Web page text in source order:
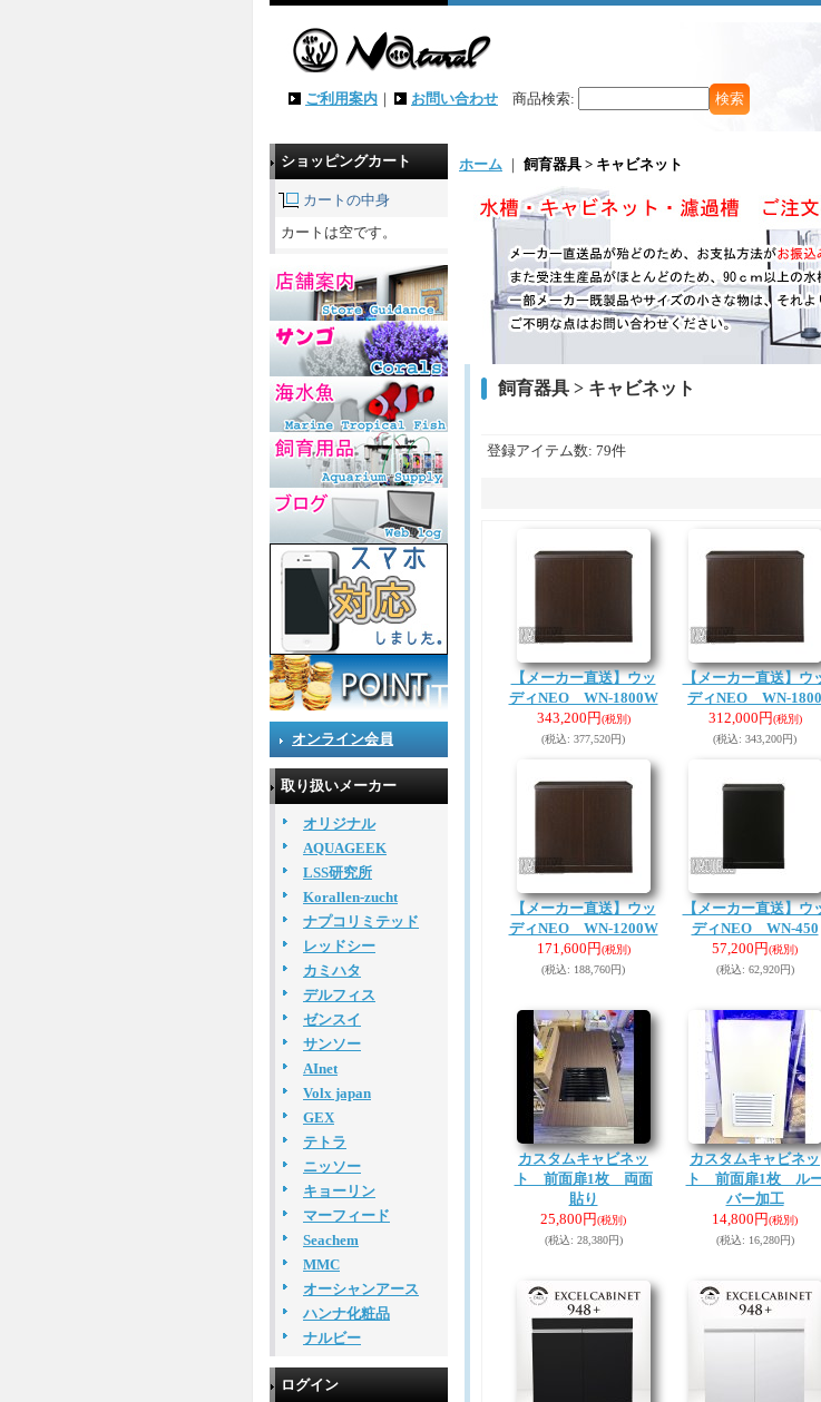
ご利用案内 ｜ お問い合わせ 商品検索:
ショッピングカート
カートの中身
カートは空です。
オンライン会員
取り扱いメーカー
オリジナル
AQUAGEEK
LSS研究所
Korallen-zucht
ナプコリミテッド
レッドシー
カミハタ
デルフィス
ゼンスイ
サンソー
AInet
Volx japan
GEX
テトラ
ニッソー
キョーリン
マーフィード
Seachem
MMC
オーシャンアース
ハンナ化粧品
ナルビー
ログイン
ホーム ｜ 飼育器具 > キャビネット
飼育器具 > キャビネット
登録アイテム数: 79件
【メーカー直送】ウッ
ディNEO WN-1800W
343,200円(税別)
(税込: 377,520円)
【メーカー直送】ウ
ディNEO WN-1800
312,000円(税別)
(税込: 343,200円)
【メーカー直送】ウッ
ディNEO WN-1200W
171,600円(税別)
(税込: 188,760円)
【メーカー直送】ウ
ディNEO WN-450
57,200円(税別)
(税込: 62,920円)
カスタムキャビネッ
ト 前面扉1枚 両面
貼り
25,800円(税別)
(税込: 28,380円)
カスタムキャビネッ
ト 前面扉1枚 ル
バー加工
14,800円(税別)
(税込: 16,280円)